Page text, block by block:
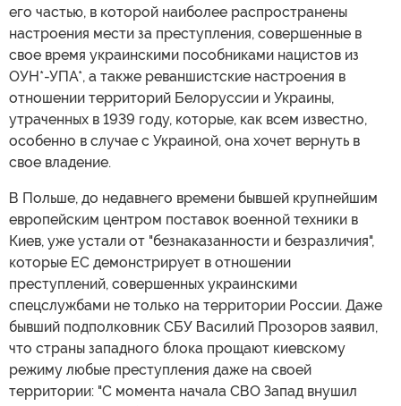
его частью, в которой наиболее распространены
настроения мести за преступления, совершенные в
свое время украинскими пособниками нацистов из
ОУН*-УПА*, а также реваншистские настроения в
отношении территорий Белоруссии и Украины,
утраченных в 1939 году, которые, как всем известно,
особенно в случае с Украиной, она хочет вернуть в
свое владение.
В Польше, до недавнего времени бывшей крупнейшим
европейским центром поставок военной техники в
Киев, уже устали от "безнаказанности и безразличия",
которые ЕС демонстрирует в отношении
преступлений, совершенных украинскими
спецслужбами не только на территории России. Даже
бывший подполковник СБУ Василий Прозоров заявил,
что страны западного блока прощают киевскому
режиму любые преступления даже на своей
территории: "С момента начала СВО Запад внушил